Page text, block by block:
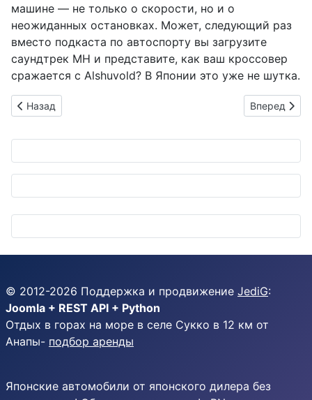
машине — не только о скорости, но и о
неожиданных остановках. Может, следующий раз
вместо подкаста по автоспорту вы загрузите
саундтрек MH и представите, как ваш кроссовер
сражается с Alshuvold? В Японии это уже не шутка.
Предыдущий: Автомобильный самурай: как "Auto Tech Base
Назад Следующий:
Вперед
© 2012-2026 Поддержка и продвижение JediG:
Joomla + REST API + Python
Отдых в горах на море в селе Сукко в 12 км от
Анапы- подбор аренды
Японские автомобили от японского дилера без